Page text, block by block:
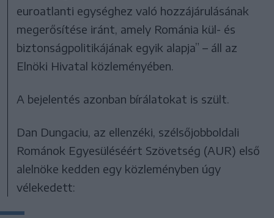
euroatlanti egységhez való hozzájárulásának
megerősítése iránt, amely Románia kül- és
biztonságpolitikájának egyik alapja” – áll az
Elnöki Hivatal közleményében.
A bejelentés azonban bírálatokat is szült.
Dan Dungaciu, az ellenzéki, szélsőjobboldali
Románok Egyesüléséért Szövetség (AUR) első
alelnöke kedden egy közleményben úgy
vélekedett: